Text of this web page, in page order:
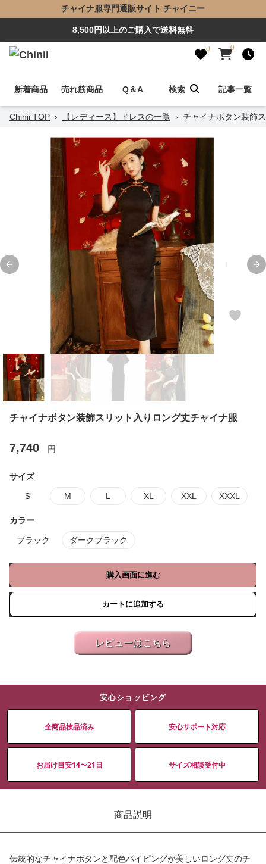
チャイナ服専門通販サイト チャイニー
8,500円以上のご購入で送料無料
0 0
新着商品 売れ筋商品 Q＆A 検索 記事一覧
Chinii TOP › 【レディース】ドレスの一覧 › チャイナボタン装飾
Previous slide
チャイナボタン装飾スリット入りロング丈チャイナ服
7,740 円
サイズ
S M L XL XXL XXXL
カラー
ブラック ダークブラック
購入画面に進む
カートに追加する
レビューはこちら
安心ショッピング
全商品検品済み 安心サポート対応
お届け目安14〜21日 サイズ相談受付中
商品説明
伝統的なチャイナボタンと配色パイピングが美しいロング丈のチ